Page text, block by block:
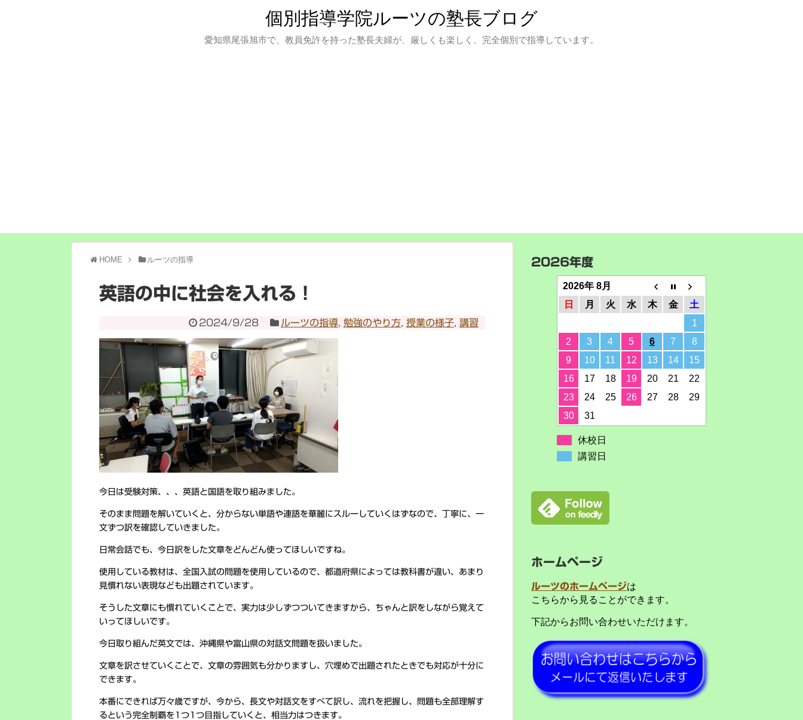
個別指導学院ルーツの塾長ブログ
愛知県尾張旭市で、教員免許を持った塾長夫婦が、厳しくも楽しく、完全個別で指導しています。
HOME ルーツの指導
英語の中に社会を入れる！
2024/9/28 ルーツの指導, 勉強のやり方, 授業の様子, 講習
今日は受験対策、、、英語と国語を取り組みました。
そのまま問題を解いていくと、分からない単語や連語を華麗にスルーしていくはずなので、丁寧に、一
文ずつ訳を確認していきました。
日常会話でも、今日訳をした文章をどんどん使ってほしいですね。
使用している教材は、全国入試の問題を使用しているので、都道府県によっては教科書が違い、あまり
見慣れない表現なども出題されています。
そうした文章にも慣れていくことで、実力は少しずつついてきますから、ちゃんと訳をしながら覚えて
いってほしいです。
今日取り組んだ英文では、沖縄県や富山県の対話文問題を扱いました。
文章を訳させていくことで、文章の雰囲気も分かりますし、穴埋めで出題されたときでも対応が十分に
できます。
本番にできれば万々歳ですが、今から、長文や対話文をすべて訳し、流れを把握し、問題も全部理解す
るという完全制覇を1つ1つ目指していくと、相当力はつきます。
2026年度
2026年 8月
日
月 火 水 木 金
土
1
2
3 4 5 6 7
8
9
10 11 12 13 14
15
16
17 18 19 20 21
22
23
24 25 26 27 28
29
30
31
休校日
講習日
ホームページ
ルーツのホームページは
こちらから見ることができます。
下記からお問い合わせいただけます。